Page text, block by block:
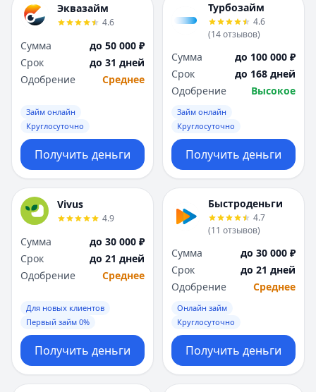
Эквазайм
4.6
Сумма
до 50 000 ₽
Срок
до 31 дней
Одобрение
Среднее
Займ онлайн
Круглосуточно
Получить деньги
Турбозайм
4.6
(14отзывов)
Сумма
до 100 000 ₽
Срок
до 168 дней
Одобрение
Высокое
Займ онлайн
Круглосуточно
Получить деньги
Vivus
4.9
Сумма
до 30 000 ₽
Срок
до 21 дней
Одобрение
Среднее
Для новых клиентов
Первый займ 0%
Получить деньги
Быстроденьги
4.7
(11 отзывов)
Сумма
до 30 000 ₽
Срок
до 21 дней
Одобрение
Среднее
Онлайн займ
Круглосуточно
Получить деньги